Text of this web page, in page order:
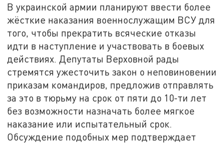
В украинской армии планируют ввести более
жёсткие наказания военнослужащим ВСУ для
того, чтобы прекратить всяческие отказы
идти в наступление и участвовать в боевых
действиях. Депутаты Верховной рады
стремятся ужесточить закон о неповиновении
приказам командиров, предложив отправлять
за это в тюрьму на срок от пяти до 10-ти лет
без возможности назначать более мягкое
наказание или испытательный срок.
Обсуждение подобных мер подтверждает